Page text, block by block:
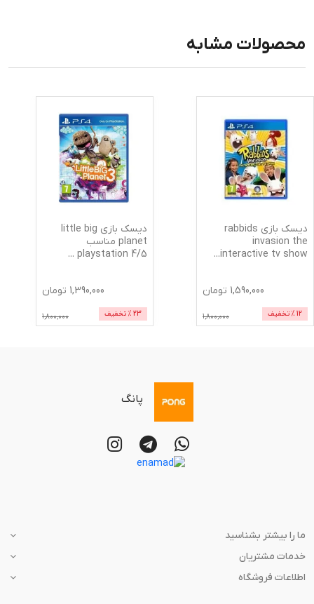
محصولات مشابه
دیسک بازی rabbids
invasion the
interactive tv show
...
1,590,000 تومان
12 % تخفیف 1,800,000
دیسک بازی little big
planet مناسب
5/playstation 4
...
1,390,000 تومان
23 % تخفیف 1,800,000
پانگ
ما را بیشتر بشناسید
خدمات مشتریان
اطلاعات فروشگاه